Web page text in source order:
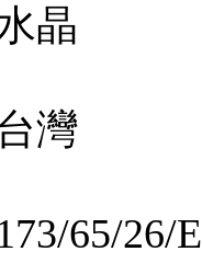
晶
灣
65/26/